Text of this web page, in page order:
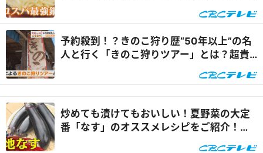
予約殺到！？きのこ狩り歴“50年以上”の名
人と行く「きのこ狩りツアー」とは？超貴
炒めても漬けてもおいしい！夏野菜の大定
番「なす」のオススメレシピをご紹介！